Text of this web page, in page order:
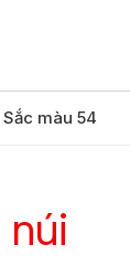
Sắc màu 54